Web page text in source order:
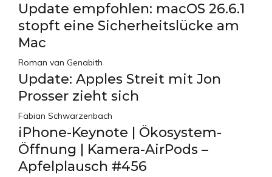
Update empfohlen: macOS 26.6.1
stopft eine Sicherheitslücke am
Mac
Roman van Genabith
Update: Apples Streit mit Jon
Prosser zieht sich
Fabian Schwarzenbach
iPhone-Keynote | Ökosystem-
Öffnung | Kamera-AirPods –
Apfelplausch #456